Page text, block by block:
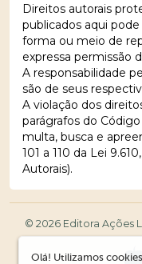
Direitos autorais
publicados aqui
forma ou meio de
expressa permissão
A responsabilidade
são de seus
A violação dos
parágrafos do
multa, busca e
101 a 110 da Lei
Autorais).
© 2026 Editora Ações
Olá! Utilizamos